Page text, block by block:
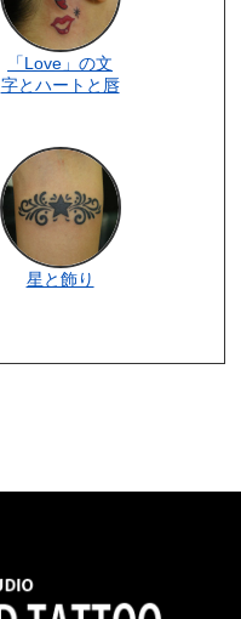
「Love」の文
字とハートと唇
星と飾り